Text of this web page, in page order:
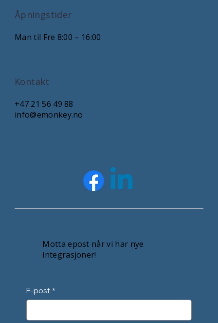
Åpningstider
Man til Fre 8:00 – 16:00
Kontakt
+47 21 56 49 88
info@emonkey.no
Motta epost når vi har nye
integrasjoner!
E-post *